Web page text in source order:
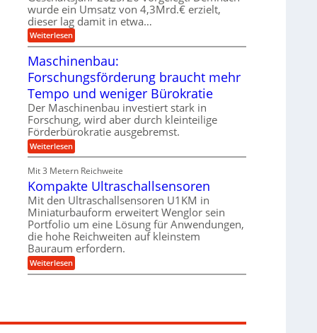
n
g
e
n
B
S
C
L
e
i
t
e
r
e
n
w
i
c
k
e
l
t
f
r
e
i
e
H
b
r
d
-
K
u
g
e
l
l
a
g
e
wurde ein Umsatz von 4,3Mrd.€ erzielt,
dieser lag damit in etwa…
Weiterlesen:
T
u
m
p
f
e
r
z
i
e
l
U
m
s
a
t
z
k
n
a
p
p
V
Maschinenbau:
Forschungsförderung braucht mehr
Tempo und weniger Bürokratie
Der Maschinenbau investiert stark in
Forschung, wird aber durch kleinteilige
Förderbürokratie ausgebremst.
Weiterlesen:
M
s
c
h
i
n
e
n
b
a
u
:
c
Mit 3 Metern Reichweite
Kompakte Ultraschallsensoren
Mit den Ultraschallsensoren U1KM in
Miniaturbauform erweitert Wenglor sein
Portfolio um eine Lösung für Anwendungen,
die hohe Reichweiten auf kleinstem
Bauraum erfordern.
Weiterlesen:
K
k